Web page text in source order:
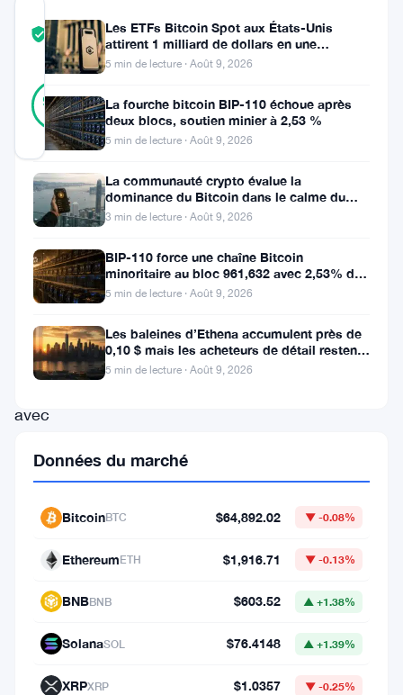
TRUST
SCORE
Vérifié
98%
RÉEL
votes
Mis à jour 2 ans il y a
L’analyste
cryptomonnaies
Kevin
Svenson
suscite
beaucoup
d’attention
avec
outlook
pour
BTC),
actuellement
Les ETFs Bitcoin Spot aux États-Unis
attirent 1 milliard de dollars en une
semaine, la faille de 116 millions
5 min de lecture · Août 9, 2026
La fourche bitcoin BIP-110 échoue après
deux blocs, soutien minier à 2,53 %
5 min de lecture · Août 9, 2026
La communauté crypto évalue la
dominance du Bitcoin dans le calme du
week-end
3 min de lecture · Août 9, 2026
BIP-110 force une chaîne Bitcoin
minoritaire au bloc 961,632 avec 2,53% de
soutien des mineurs
5 min de lecture · Août 9, 2026
Les baleines d’Ethena accumulent près de
0,10 $ mais les acheteurs de détail restent
à l’écart
5 min de lecture · Août 9, 2026
Données du marché
BitcoinBTC $64,892.02 ▼ -0.08%
EthereumETH $1,916.71 ▼ -0.13%
BNBBNB $603.52 ▲ +1.38%
SolanaSOL $76.4148 ▲ +1.39%
XRPXRP $1.0357 ▼ -0.25%